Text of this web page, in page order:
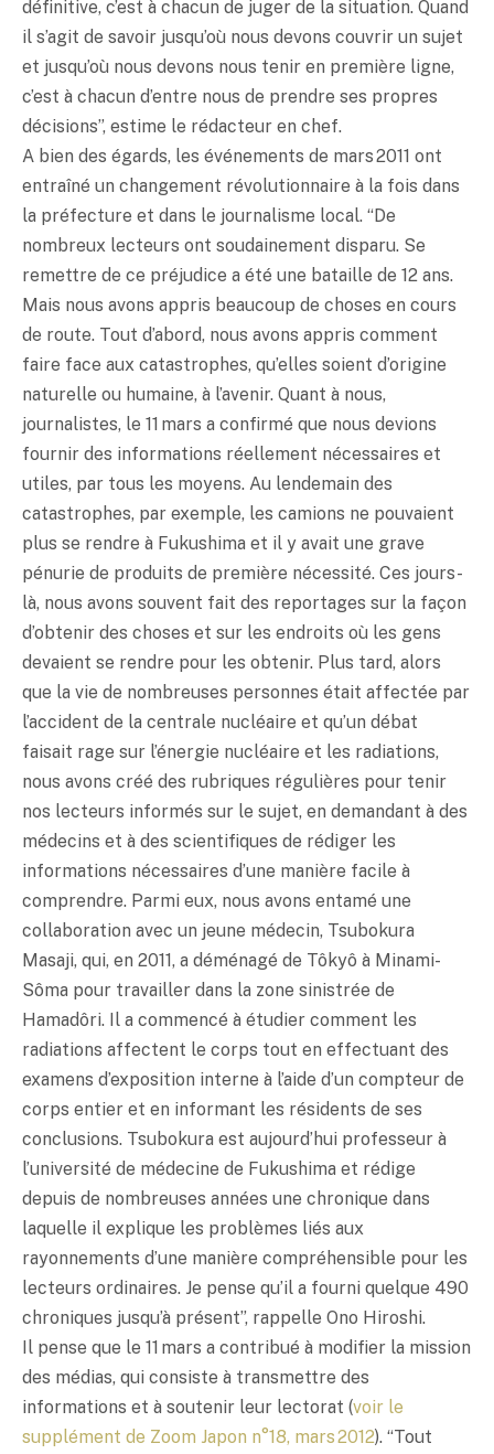
définitive, c’est à chacun de juger de la situation. Quand
il s’agit de savoir jusqu’où nous devons couvrir un sujet
et jusqu’où nous devons nous tenir en première ligne,
c’est à chacun d’entre nous de prendre ses propres
décisions”, estime le rédacteur en chef.
A bien des égards, les événements de mars 2011 ont
entraîné un changement révolutionnaire à la fois dans
la préfecture et dans le journalisme local. “De
nombreux lecteurs ont soudainement disparu. Se
remettre de ce préjudice a été une bataille de 12 ans.
Mais nous avons appris beaucoup de choses en cours
de route. Tout d’abord, nous avons appris comment
faire face aux catastrophes, qu’elles soient d’origine
naturelle ou humaine, à l’avenir. Quant à nous,
journalistes, le 11 mars a confirmé que nous devions
fournir des informations réellement nécessaires et
utiles, par tous les moyens. Au lendemain des
catastrophes, par exemple, les camions ne pouvaient
plus se rendre à Fukushima et il y avait une grave
pénurie de produits de première nécessité. Ces jours-
là, nous avons souvent fait des reportages sur la façon
d’obtenir des choses et sur les endroits où les gens
devaient se rendre pour les obtenir. Plus tard, alors
que la vie de nombreuses personnes était affectée par
l’accident de la centrale nucléaire et qu’un débat
faisait rage sur l’énergie nucléaire et les radiations,
nous avons créé des rubriques régulières pour tenir
nos lecteurs informés sur le sujet, en demandant à des
médecins et à des scientifiques de rédiger les
informations nécessaires d’une manière facile à
comprendre. Parmi eux, nous avons entamé une
collaboration avec un jeune médecin, Tsubokura
Masaji, qui, en 2011, a déménagé de Tôkyô à Minami-
Sôma pour travailler dans la zone sinistrée de
Hamadôri. Il a commencé à étudier comment les
radiations affectent le corps tout en effectuant des
examens d’exposition interne à l’aide d’un compteur de
corps entier et en informant les résidents de ses
conclusions. Tsubokura est aujourd’hui professeur à
l’université de médecine de Fukushima et rédige
depuis de nombreuses années une chronique dans
laquelle il explique les problèmes liés aux
rayonnements d’une manière compréhensible pour les
lecteurs ordinaires. Je pense qu’il a fourni quelque 490
chroniques jusqu’à présent”, rappelle Ono Hiroshi.
Il pense que le 11 mars a contribué à modifier la mission
des médias, qui consiste à transmettre des
informations et à soutenir leur lectorat (voir le
supplément de Zoom Japon n°18, mars 2012). “Tout